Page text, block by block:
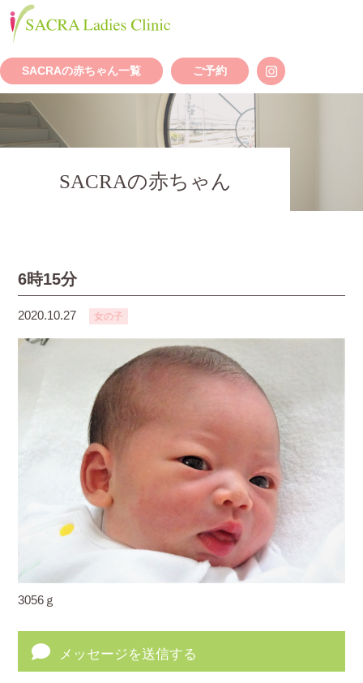
SACRAの赤ちゃん一覧 ご予約
SACRAの赤ちゃん
6時15分
2020.10.27 女の子
3056ｇ
メッセージを送信する